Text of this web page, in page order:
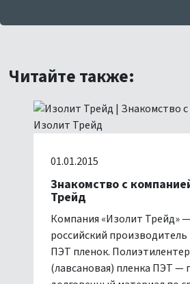
Читайте также:
01.01.2015
Знакомство с
Трейд
Компания «Изолит Трейд»
российский
ПЭТ пленок.
(лавсановая) пленка ПЭТ —